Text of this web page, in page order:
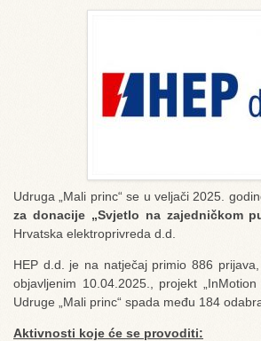
Udruga „Mali princ“ se u veljači 2025.
za donacije „Svjetlo na zajedničkom
Hrvatska elektroprivreda d.d.
HEP d.d. je na natječaj primio 886
objavljenim 10.04.2025., projekt
Udruge „Mali princ“ spada među 184
Aktivnosti koje će se provoditi: